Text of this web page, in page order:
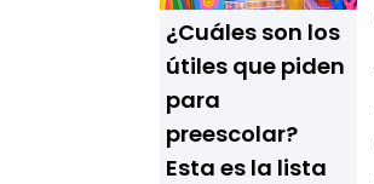
¿Cuáles son los
útiles que piden
para
preescolar?
Esta es la lista